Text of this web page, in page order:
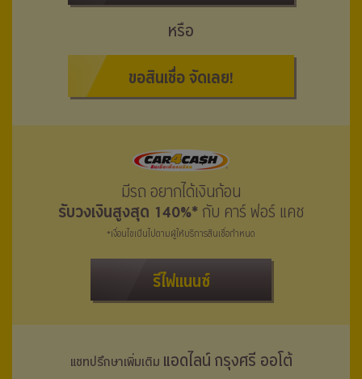
หรือ
ขอสินเชื่อ จัดเลย!
มีรถ อยากได้เงินก้อน
รับวงเงินสูงสุด 140%* กับ คาร์ ฟอร์ แคช
*เงื่อนไขเป็นไปตามผู้ให้บริการสินเชื่อกำหนด
รีไฟแนนซ์
แชทปรึกษาเพิ่มเติม แอดไลน์ กรุงศรี ออโต้